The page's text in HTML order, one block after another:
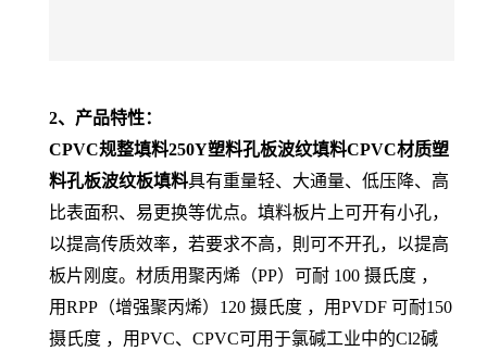
2、产品特性：
CPVC规整填料250Y塑料孔板波纹填料CPVC材质塑
料孔板波纹板填料具有重量轻、大通量、低压降、高
比表面积、易更换等优点。填料板片上可开有小孔，
以提高传质效率，若要求不高，則可不开孔，以提高
板片刚度。材质用聚丙烯（PP）可耐 100 摄氏度 ，
用RPP（增强聚丙烯）120 摄氏度 ，用PVDF 可耐150
摄氏度 ，用PVC、CPVC可用于氯碱工业中的Cl2碱